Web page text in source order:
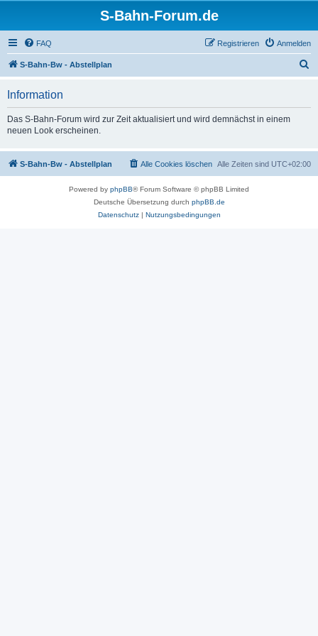
S-Bahn-Forum.de
FAQ Anmelden
Registrieren
S-Bahn-Bw - Abstellplan
Information
Das S-Bahn-Forum wird zur Zeit aktualisiert und wird demnächst in einem
neuen Look erscheinen.
S-Bahn-Bw - Abstellplan Alle Zeiten sind UTC+02:00
Alle Cookies löschen
Powered by phpBB® Forum Software © phpBB Limited
Deutsche Übersetzung durch phpBB.de
Datenschutz| Nutzungsbedingungen